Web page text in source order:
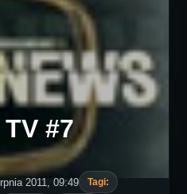
#7
2011, 09:49
Tagi: